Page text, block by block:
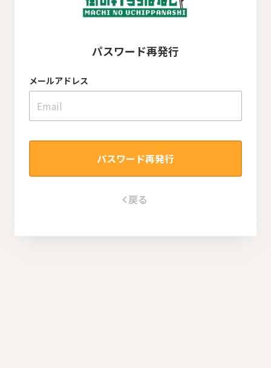
パスワード再発行
メールアドレス
パスワード再発行
戻る